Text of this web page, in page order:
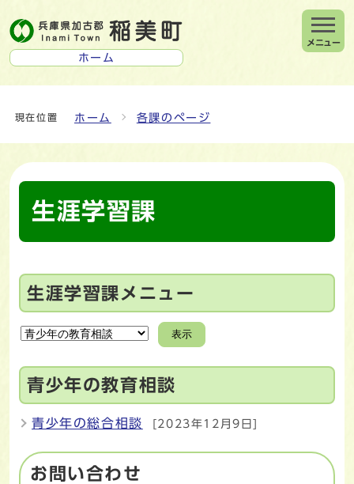
ホーム
メニュー
現在位置 ホーム 各課のページ
生涯学習課
生涯学習課メニュー
表示
青少年の教育相談
青少年の総合相談 [2023年12月9日]
お問い合わせ